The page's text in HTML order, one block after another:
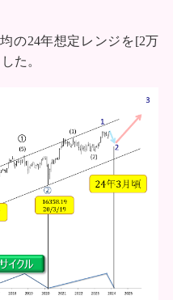
の24年想定レンジを[2万
た。